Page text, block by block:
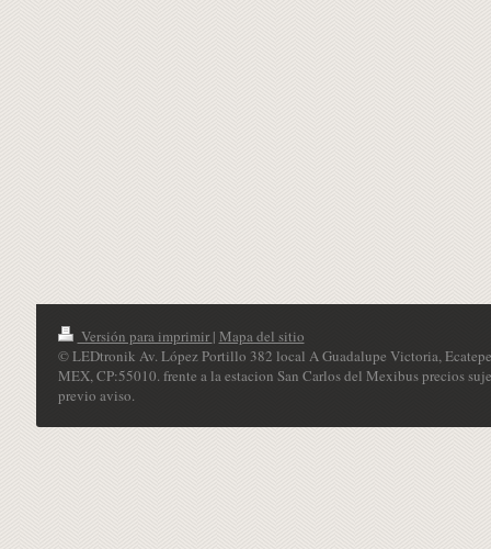
Versión para imprimir | Mapa del sitio
© LEDtronik Av. López Portillo 382 local A Guadalupe Victoria,
MEX, CP:55010. frente a la estacion San Carlos del Mexibus precios
previo aviso.